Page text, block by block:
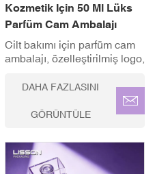
Kozmetik Için 50 Ml Lüks
Parfüm Cam Ambalajı
Cilt bakımı için parfüm cam
ambalajı, özelleştirilmiş logo,
kullanım alanı: Parfümler,
serumlar, kremler, losyonlar
ve diğer birinci sınıf cilt
DAHA FAZLASINI
GÖRÜNTÜLE